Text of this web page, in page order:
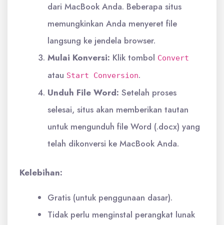
dari MacBook Anda. Beberapa situs
memungkinkan Anda menyeret file
langsung ke jendela browser.
Mulai Konversi: Klik tombol Convert
atau Start Conversion.
Unduh File Word: Setelah proses
selesai, situs akan memberikan tautan
untuk mengunduh file Word (.docx) yang
telah dikonversi ke MacBook Anda.
Kelebihan:
Gratis (untuk penggunaan dasar).
Tidak perlu menginstal perangkat lunak